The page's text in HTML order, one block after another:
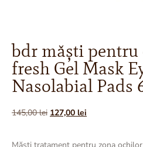
bdr măști pentru
fresh Gel Mask
Nasolabial Pads
145,00lei 127,00 lei